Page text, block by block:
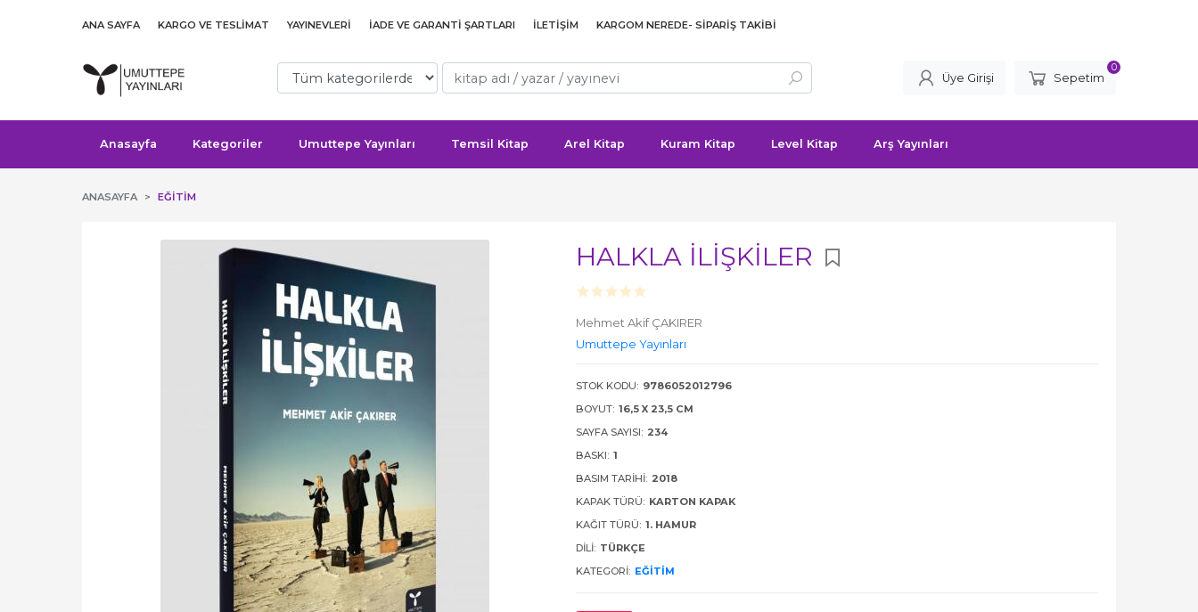
ANA SAYFA KARGO VE TESLIMAT YAYINEVLERI İADE VE GARANTI ŞARTLARI İLETIŞIM KARGOM NEREDE- SIPARIŞ TAKIBI
Üye Girişi Sepetim
0
Anasayfa Kategoriler Umuttepe Yayınları Temsil Kitap Arel Kitap Kuram Kitap Level Kitap Arş Yayınları
ANASAYFA EĞITIM
HALKLA İLİŞKİLER
Mehmet Akif ÇAKIRER
Umuttepe Yayınları
STOK KODU: 9786052012796
BOYUT: 16,5 X 23,5 CM
SAYFA SAYISI: 234
BASKI: 1
BASIM TARIHI: 2018
KAPAK TÜRÜ: KARTON KAPAK
KAĞIT TÜRÜ: 1. HAMUR
DILI: TÜRKÇE
KATEGORI: EĞITIM